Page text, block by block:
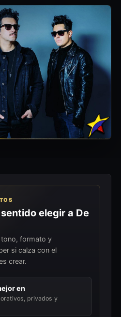
elegir a De
formato y
si calza con el
crear.
en
privados y